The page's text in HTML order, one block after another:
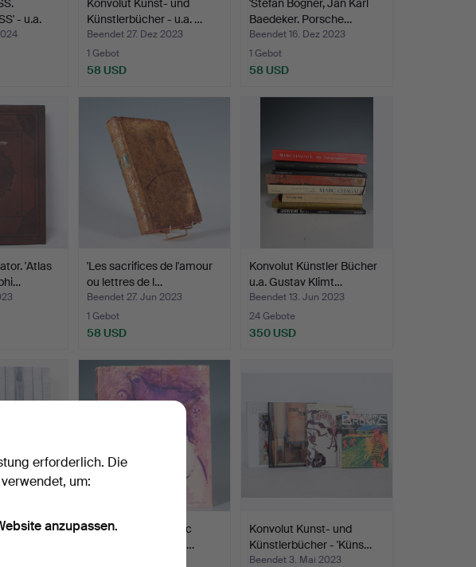
- u.a.
Künstlerbücher - u.a. …
Beendet 27. Dez 2023
1 Gebot
58 USD
Baedeker. Porsche…
Beendet 16. Dez 2023
1 Gebot
58 USD
'Atlas
'Les sacrifices de l'amour
ou lettres de l…
Beendet 27. Jun 2023
1 Gebot
58 USD
Konvolut Künstler Bücher
u.a. Gustav Klimt…
Beendet 13. Jun 2023
24 Gebote
350 USD
Hans Bollinger. 'Marc
Chagall. Das grafisc…
Konvolut Kunst- und
Künstlerbücher - 'Küns…
Beendet 3. Mai 2023
erforderlich. Die
um:
anzupassen.